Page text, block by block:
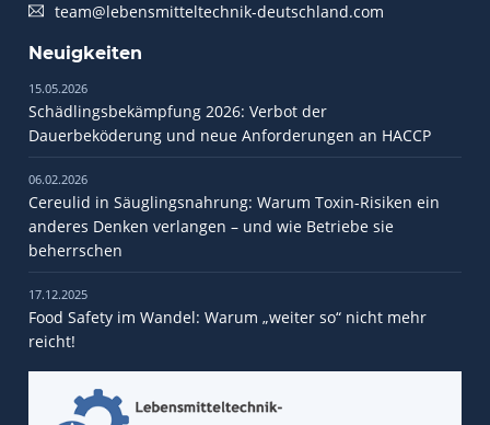
team@lebensmitteltechnik-deutschland.com
Neuigkeiten
15.05.2026
Schädlingsbekämpfung 2026: Verbot der
Dauerbeköderung und neue Anforderungen an HACCP
06.02.2026
Cereulid in Säuglingsnahrung: Warum Toxin-Risiken ein
anderes Denken verlangen – und wie Betriebe sie
beherrschen
17.12.2025
Food Safety im Wandel: Warum „weiter so“ nicht mehr
reicht!